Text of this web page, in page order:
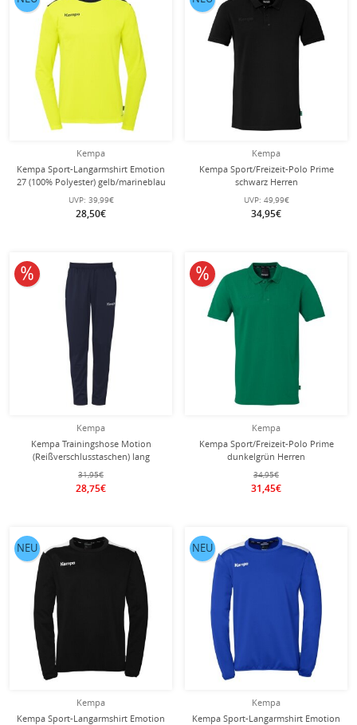
Kempa
Kempa Sport-Langarmshirt Emotion
27 (100% Polyester) gelb/marineblau
Herren
UVP: 39,99€
28,50€
Kempa
Kempa Sport/Freizeit-Polo Prime
schwarz Herren
UVP: 49,99€
34,95€
Kempa
Kempa Trainingshose Motion
(Reißverschlusstaschen) lang
marineblau Herren
31,95€
28,75€
10% reduziert
Kempa
Kempa Sport/Freizeit-Polo Prime
dunkelgrün Herren
34,95€
31,45€
10% reduziert
Kempa
Kempa Sport-Langarmshirt Emotion
NEU
Kempa
Kempa Sport-Langarmshirt Emotion
NEU